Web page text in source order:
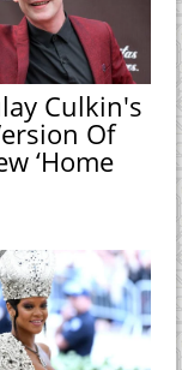
Culkin's
Of
‘Home